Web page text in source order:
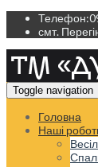
Телефон:
смт.
Toggle navigation
Головна
Наші